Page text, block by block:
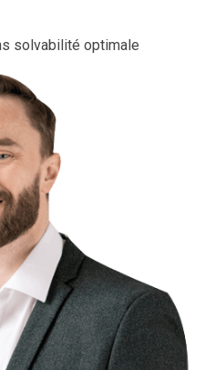
solvabilité optimale